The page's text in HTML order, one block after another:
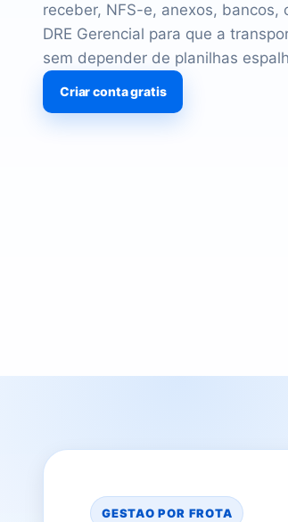
receber, NFS-e, anexos,
DRE Gerencial para que a
sem depender de planilhas
Criar conta gratis
GESTAO POR FROTA